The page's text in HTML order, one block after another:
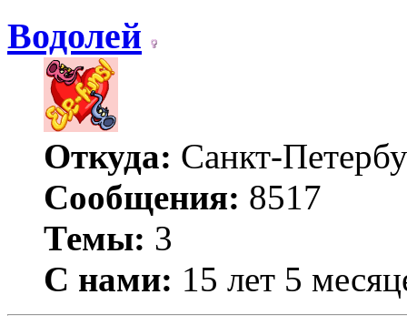
Водолей
Откуда: Санкт-
Сообщения: 8517
Темы: 3
С нами: 15 лет 5